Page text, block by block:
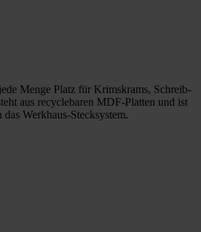
Menge Platz für Krimskrams, Schreib-
aus recyclebaren MDF-Platten und ist
Werkhaus-Stecksystem.